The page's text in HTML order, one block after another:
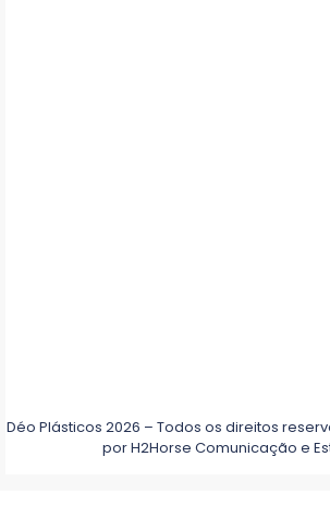
Déo Plásticos 2026 – Todos os direitos
porH2Horse Comunicação e